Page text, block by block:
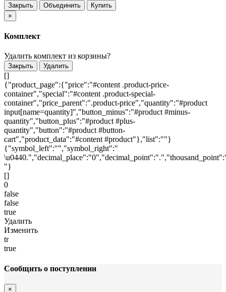
Закрыть Объединить
Купить
×
Комплект
Удалить комплект из корзины?
Закрыть Удалить
[]
{"product_page":{"price":"#content .product-price-
container","special":"#content .product-special-
container","price_parent":".product-price","quantity":"#product
input[name=quantity]","button_minus":"#product #minus-
quantity","button_plus":"#product #plus-
quantity","button":"#product #button-
cart","product_data":"#content #product"},"list":""}
{"symbol_left":"","symbol_right":"
"}
[]
0
false
false
true
Удалить
Изменить
tr
true
Сообщить о поступлении
×